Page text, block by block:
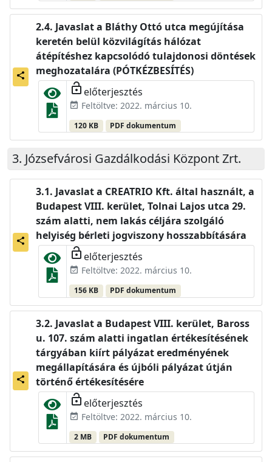
share
Javaslat a Bláthy Ottó utca megújítása
keretén belül közvilágítás hálózat
átépítéshez kapcsolódó tulajdonosi döntések
meghozatalára (PÓTKÉZBESÍTÉS)
lock_open előterjesztés
event_available Feltöltve: 2022. március 10.
120 KB PDF dokumentum
Józsefvárosi Gazdálkodási Központ Zrt.
share
Javaslat a CREATRIO Kft. által használt, a
Budapest VIII. kerület, Tolnai Lajos utca 29.
szám alatti, nem lakás céljára szolgáló
helyiség bérleti jogviszony hosszabbítására
lock_open előterjesztés
event_available Feltöltve: 2022. március 10.
156 KB PDF dokumentum
share
Javaslat a Budapest VIII. kerület, Baross
u. 107. szám alatti ingatlan értékesítésének
tárgyában kiírt pályázat eredményének
megállapítására és újbóli pályázat útján
történő értékesítésére
lock_open előterjesztés
event_available Feltöltve: 2022. március 10.
2 MB PDF dokumentum